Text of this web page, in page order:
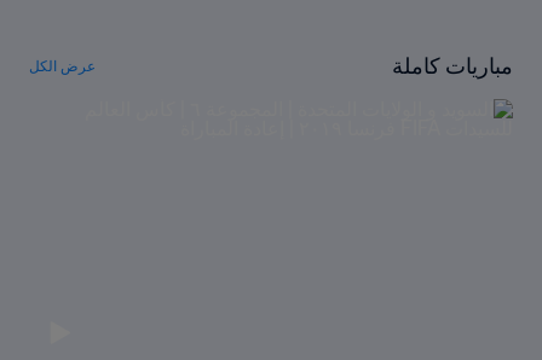
مباريات كاملة عرض الكل